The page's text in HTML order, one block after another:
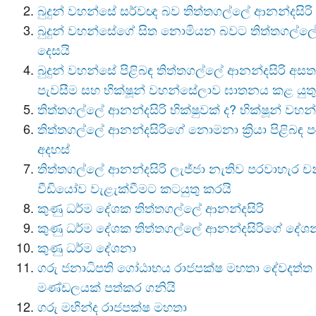
බුදුන් වහන්සේ සර්වඥ බව තිත්තගල්ලේ
බුදුන් වහන්සේගේ සිත නොමියන බවට
දෙසයි
බුදුන් වහන්සේ පිළිබඳ තිත්තගල්ලේ ආනන්දසිරි
පැවසීම සහ භික්ෂූන් වහන්සේලාව ඝාතනය කළ යුතු
තිත්තගල්ලේ ආනන්දසිරි භික්ෂුවක් ද? භික්ෂූන්
තිත්තගල්ලේ ආනන්දසිරිගේ නොමනා ක්‍රියා පිළිබඳ
අදහස්
තිත්තගල්ලේ ආනන්දසිරි ලැජ්ජා නැතිව පරවාහැර
වීඩියෝව වැළැක්වීමට කටයුතු කරයි
කුණු ධර්ම දේශක තිත්තගල්ලේ ආනන්දසිරි
කුණු ධර්ම දේශක තිත්තගල්ලේ ආනන්දසිරිගේ
කුණු ධර්ම දේශනා
ගරු ජනාධිපති ගෝඨාභය රාජපක්ෂ මහතා
මණ්ඩලයක් පත්කර ගනියි
ගරු මහින්ද රාජපක්ෂ මහතා